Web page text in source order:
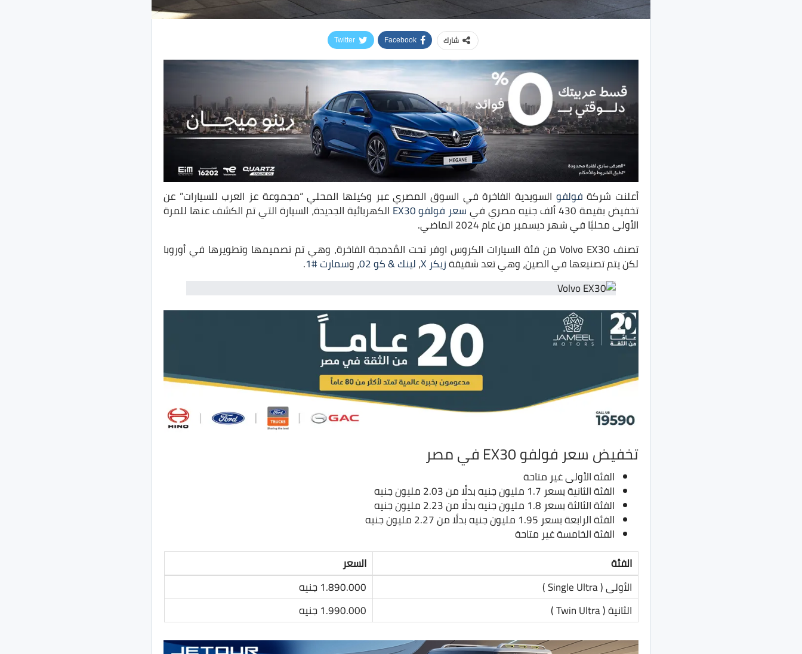
شارك Facebook
Twitter
أعلنت شركة فولفو السويدية الفاخرة في السوق المصري عبر وكيلها المحلي “مجموعة عز العرب للسيارات” عن
تخفيض بقيمة 430 ألف جنيه مصري في سعر فولفو EX30 الكهربائية الجديدة، السيارة التي تم الكشف عنها للمرة
الأولى محليًا في شهر ديسمبر من عام 2024 الماضي.
تصنف Volvo EX30 من فئة السيارات الكروس اوفر تحت المُدمجة الفاخرة، وهي تم تصميمها وتطويرها في أوروبا
لكن يتم تصنيعها في الصين، وهي تعد شقيقةزيكر X ،لينك & كو 02 ، وسمارت #1 .
تخفيض سعر فولفو EX30 في مصر
الفئة الأولى غير متاحة
الفئة الثانية بسعر 1.7 مليون جنيه بدلًا من 2.03 مليون جنيه
الفئة الثالثة بسعر 1.8 مليون جنيه بدلًا من 2.23 مليون جنيه
الفئة الرابعة بسعر 1.95 مليون جنيه بدلًا من 2.27 مليون جنيه
الفئة الخامسة غير متاحة
الفئة
السعر
الأولى ( Single Ultra )
1.890.000 جنيه
الثانية ( Twin Ultra )
1.990.000 جنيه